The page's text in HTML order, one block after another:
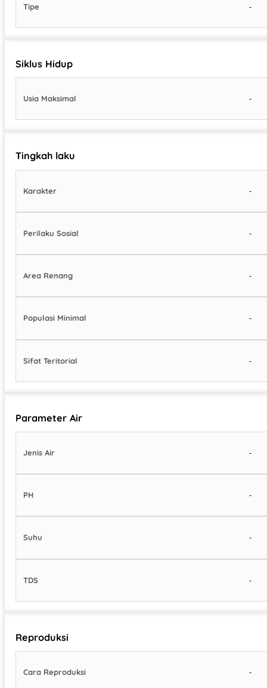
Tipe -
Siklus Hidup
Usia Maksimal -
Tingkah laku
Karakter -
Perilaku Sosial -
Area Renang -
Populasi Minimal -
Sifat Teritorial -
Parameter Air
Jenis Air -
PH -
Suhu -
TDS -
Reproduksi
Cara Reproduksi -